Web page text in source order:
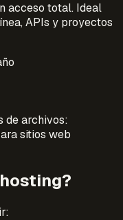
acceso total. Ideal
APIs y proyectos
de archivos:
sitios web